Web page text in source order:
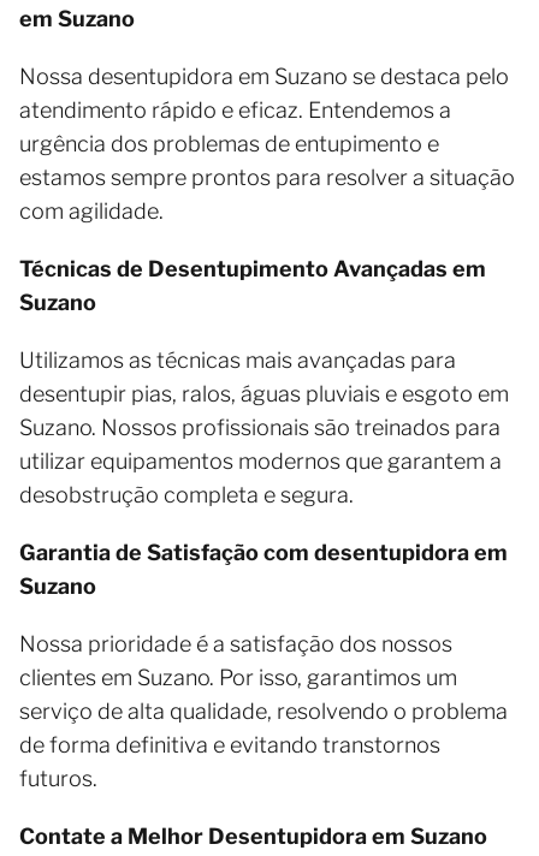
em Suzano
Nossa desentupidora em Suzano se destaca pelo
atendimento rápido e eficaz. Entendemos a
urgência dos problemas de entupimento e
estamos sempre prontos para resolver a situação
com agilidade.
Técnicas de Desentupimento Avançadas em
Suzano
Utilizamos as técnicas mais avançadas para
desentupir pias, ralos, águas pluviais e esgoto em
Suzano. Nossos profissionais são treinados para
utilizar equipamentos modernos que garantem a
desobstrução completa e segura.
Garantia de Satisfação com desentupidora em
Suzano
Nossa prioridade é a satisfação dos nossos
clientes em Suzano. Por isso, garantimos um
serviço de alta qualidade, resolvendo o problema
de forma definitiva e evitando transtornos
futuros.
Contate a Melhor Desentupidora em Suzano